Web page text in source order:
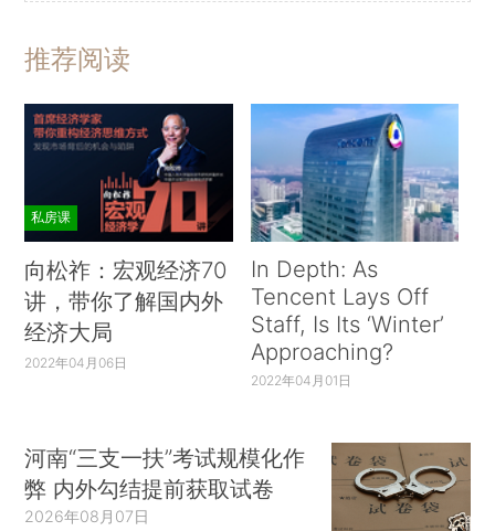
推荐阅读
私房课
向松祚：宏观经济70
讲，带你了解国内外
经济大局
2022年04月06日
In Depth: As
Tencent Lays Off
Staff, Is Its ‘Winter’
Approaching?
2022年04月01日
河南“三支一扶”考试规模化作
弊 内外勾结提前获取试卷
2026年08月07日